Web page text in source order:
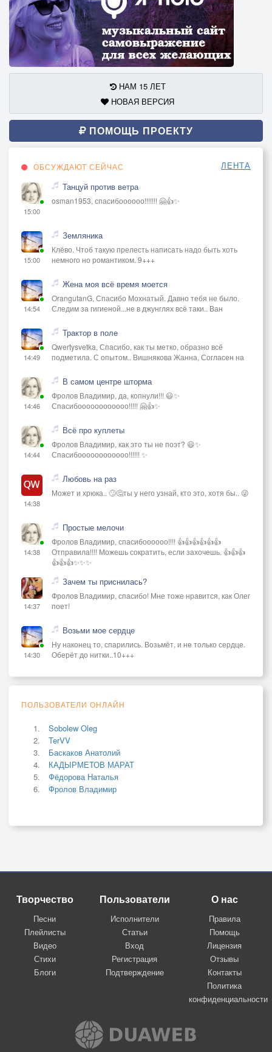
НАМ 15 ЛЕТ
НОВАЯ ВЕРСИЯ
ПОМОЩЬ ПРОЕКТУ
ОБСУЖДАЮТ СЕЙЧАС ЛЕНТА
15:00
Танцуй против ветра
osman1953, спасибоооооо!!!!!!! 🤗👍✨
15:00
Земляника
Клёво. Чтоб такую прелесть написать надо быть хоть
немного но романтиком. 9+++
14:54
Жена моя всё время моется
OrangutanG, Спасибо Мохнатый. Давно тебя не было.
Следим за гигиеной...не в джунглях всё таки.. Ван
14:49
Трактор в поле
Qwertysvetka, Спасибо, как ты метко, образно всё
подметила. С опытом.. Вишнякова Жанна, Согласен на
14:46
В самом центре шторма
Фролов Владимир, да, копнули!!! 😃✨
Спасибоооооооооооо!!!!! 🤗👍✨
14:44
Всё про куплеты
Фролов Владимир, как это ты не поэт? 😃✨
Спасибоооооооооооо!!!!!! ✨
14:38
Любовь на раз
Может и хрюка.. 🙄🤔ты у него узнай, кто это, хотя бы.. 😜
14:38
Простые мелочи
Фролов Владимир, спасибоооооо!!!! 👍👍👍👍👍👍
Отправила!!!! Можешь сократить, если захочешь. 👍👍👍
👍👍👍✨✨✨
14:37
Зачем ты приснилась?
Фролов Владимир, спасибо! Мне тоже нравится, как Олег
поет!
14:30
Возьми мое сердце
Ну наконец то, спарились. Возьмёт, и не только сердце.
Оберёт до нитки..10+++
ПОЛЬЗОВАТЕЛИ ОНЛАЙН
Sobolew Oleg
TerVV
Баскаков Анатолий
КАДЫРМЕТОВ МАРАТ
Фёдорова Наталья
Фролов Владимир
Творчество
Песни
Плейлисты
Видео
Стихи
Блоги
Пользователи
Исполнители
Статьи
Вход
Регистрация
Подтверждение
О нас
Правила
Помощь
Лицензия
Отзывы
Контакты
Политика
конфиденциальности